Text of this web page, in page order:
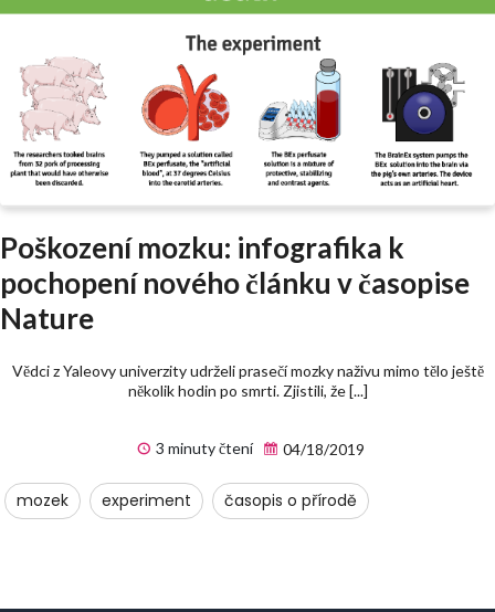
Poškození mozku: infografika k
pochopení nového článku v časopise
Nature
Vědci z Yaleovy univerzity udrželi prasečí mozky naživu mimo tělo ještě
několik hodin po smrti. Zjistili, že [...]
3 minuty čtení 04/18/2019
mozek experiment časopis o přírodě